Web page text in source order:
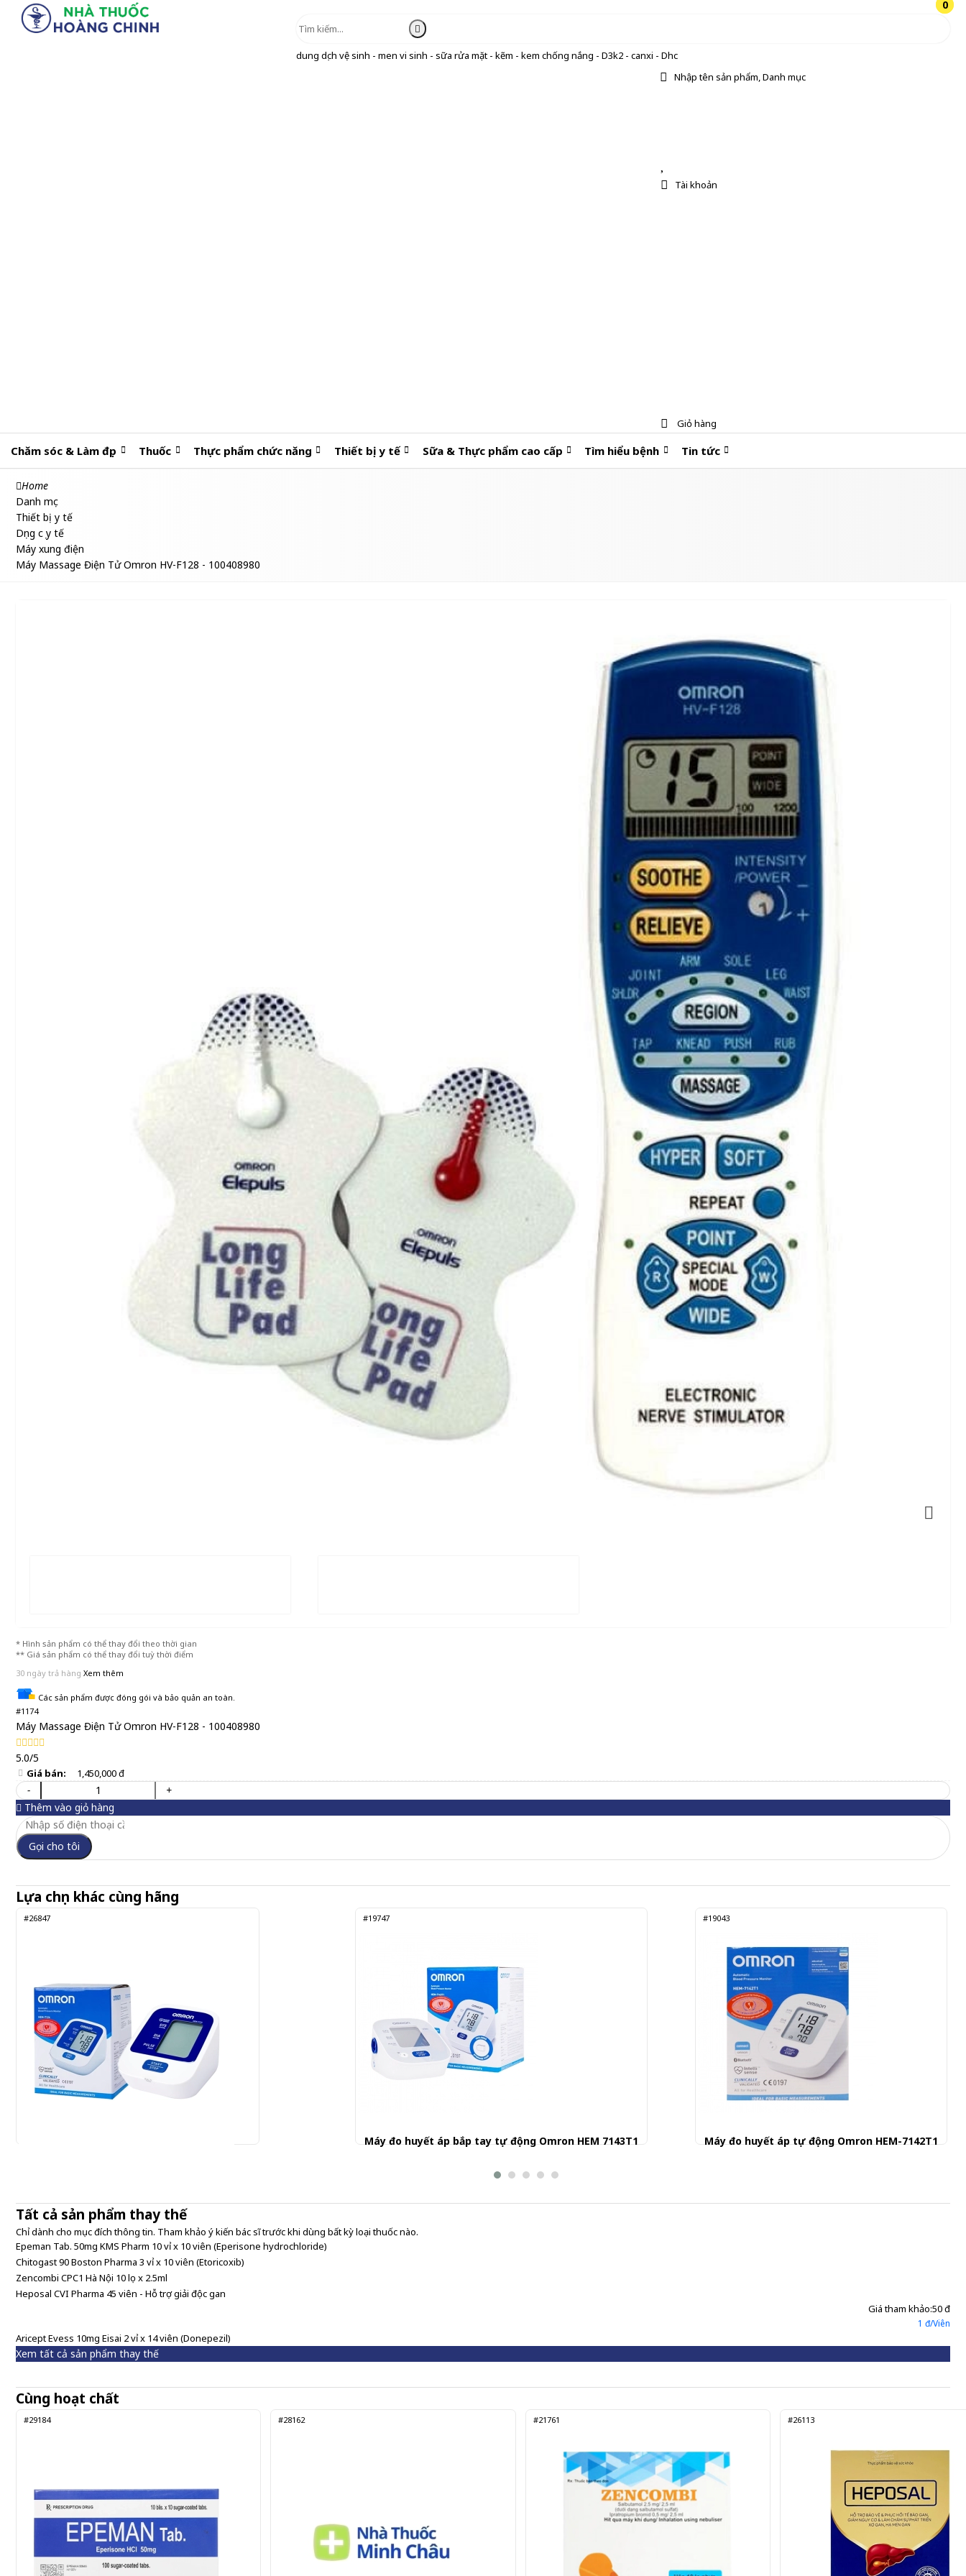
dung dịch vệ sinh - men vi sinh - sữa rửa mặt - kẽm - kem chống nắng - D3k2 - canxi - Dhc
Nhập tên sản phẩm, Danh mục
0
Tài khoản
0
Giỏ hàng
Chăm sóc & Làm đẹp Thuốc Thực phẩm chức năng Thiết bị y tế Sữa & Thực phẩm cao cấp Tìm hiểu bệnh Tin tức
Home
Danh mục
Thiết bị y tế
Dụng cụ y tế
Máy xung điện
Máy Massage Điện Tử Omron HV-F128 - 100408980
* Hình sản phẩm có thể thay đổi theo thời gian
** Giá sản phẩm có thể thay đổi tuỳ thời điểm
30 ngày trả hàng Xem thêm
Các sản phẩm được đóng gói và bảo quản an toàn.
#1174
Máy Massage Điện Tử Omron HV-F128 - 100408980
5.0/5
Giá bán: 1,450,000 đ
-
+
Thêm vào giỏ hàng
Gọi cho tôi
Lựa chọn khác cùng hãng
#26847
920.000 đ
920,000 đ/Cái
#19747
Máy đo huyết áp bắp tay tự động Omron HEM 7143T1
#19043
Máy đo huyết áp tự động Omron HEM-7142T1
Tất cả sản phẩm thay thế
Chỉ dành cho mục đích thông tin. Tham khảo ý kiến bác sĩ trước khi dùng bất kỳ loại thuốc nào.
Epeman Tab. 50mg KMS Pharm 10 vỉ x 10 viên (Eperisone hydrochloride)
Chitogast 90 Boston Pharma 3 vỉ x 10 viên (Etoricoxib)
Zencombi CPC1 Hà Nội 10 lọ x 2.5ml
Heposal CVI Pharma 45 viên - Hỗ trợ giải độc gan
Giá tham khảo:50 đ
1 đ/Viên
Aricept Evess 10mg Eisai 2 vỉ x 14 viên (Donepezil)
Xem tất cả sản phẩm thay thế
Cùng hoạt chất
#29184 #28162 #21761 #26113